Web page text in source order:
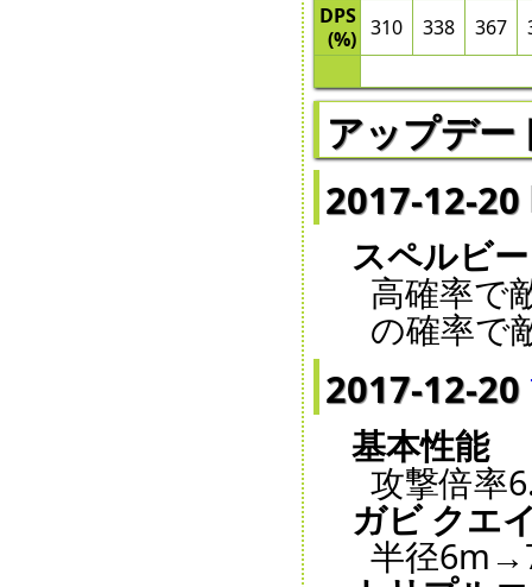
DPS
(%) 310 338 367
アップデ
2017-12-
スペルビ
高確率で
の確率で
2017-12-20
基本性能
攻撃倍率
ガビ クエ
半径